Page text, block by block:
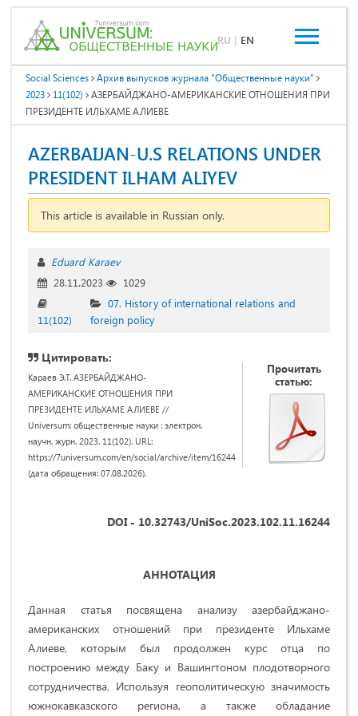
RU | EN
Social Sciences
Архив выпусков журнала "Общественные науки"
2023
11(102)
АЗЕРБАЙДЖАНО-АМЕРИКАНСКИЕ ОТНОШЕНИЯ ПРИ
ПРЕЗИДЕНТЕ ИЛЬХАМЕ АЛИЕВЕ
AZERBAIJAN-U.S RELATIONS UNDER
PRESIDENT ILHAM ALIYEV
This article is available in Russian only.
Eduard Karaev
28.11.2023
1029
11(102)
07. History of international relations and
foreign policy
Цитировать:
Караев Э.Т. АЗЕРБАЙДЖАНО-
АМЕРИКАНСКИЕ ОТНОШЕНИЯ ПРИ
ПРЕЗИДЕНТЕ ИЛЬХАМЕ АЛИЕВЕ //
Universum: общественные науки : электрон.
научн. журн. 2023. 11(102). URL:
https://7universum.com/en/social/archive/item/16244
(дата обращения: 07.08.2026).
Прочитать
статью:
DOI - 10.32743/UniSoc.2023.102.11.16244
АННОТАЦИЯ
Данная статья посвящена анализу азербайджано-
американских отношений при президенте Ильхаме
Алиеве, которым был продолжен курс отца по
построению между Баку и Вашингтоном плодотворного
сотрудничества. Используя геополитическую значимость
южнокавказского региона, а также обладание